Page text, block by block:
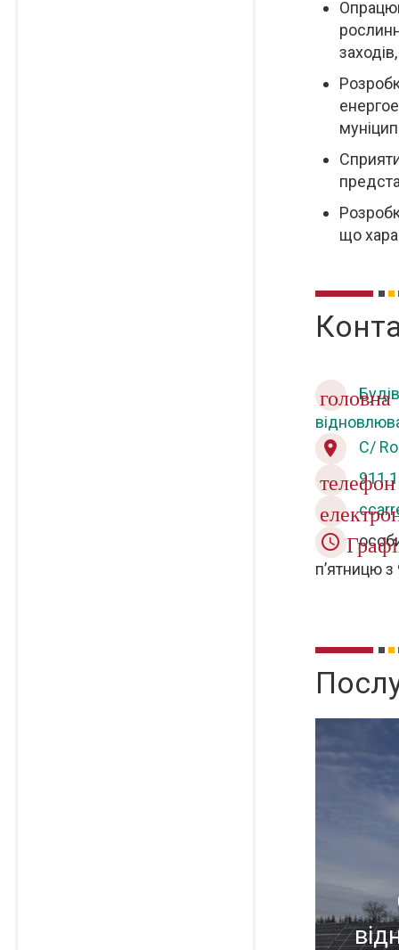
що
головна
place C/
телефон
911
query_builder
п’ятницю